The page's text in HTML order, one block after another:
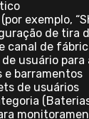
exemplo,
de tira
canal de
usuário
e barramentos
de usuários